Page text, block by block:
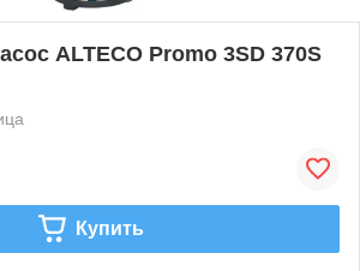
ALTECO Promo 3SD 370S
Купить